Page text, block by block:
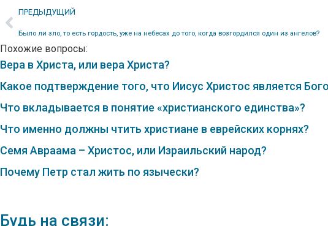
ПРЕДЫДУЩИЙ
Было ли зло, то есть гордость, уже на небесах до того, когда возгордился один из ангелов?
Похожие вопросы:
Вера в Христа, или вера Христа?
Какое подтверждение того, что Иисус Христос является
Что вкладывается в понятие «христианского единства»?
Что именно должны чтить христиане в еврейских корнях?
Семя Авраама – Христос, или Израильский народ?
Почему Петр стал жить по язычески?
Будь на связи: